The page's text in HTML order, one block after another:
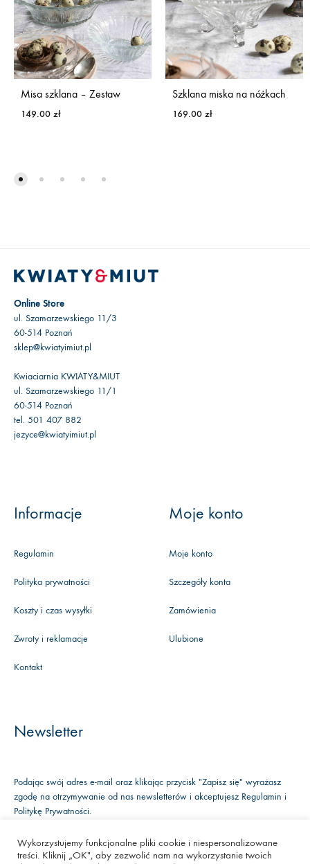
Misa szklana – Zestaw
149.00 zł
Szklana miska na nóżkach
169.00 zł
Online Store
ul. Szamarzewskiego 11/3
60-514 Poznań
sklep@kwiatyimiut.pl
Kwiaciarnia KWIATY&MIUT
ul. Szamarzewskiego 11/1
60-514 Poznań
tel. 501 407 882
jezyce@kwiatyimiut.pl
Informacje
Regulamin
Polityka prywatności
Koszty i czas wysyłki
Zwroty i reklamacje
Kontakt
Moje konto
Moje konto
Szczegóły konta
Zamówienia
Ulubione
Newsletter
Podając swój adres e-mail oraz klikając przycisk "Zapisz się" wyrażasz
zgodę na otrzymywanie od nas newsletterów i akceptujesz Regulamin i
Politykę Prywatności.
FacebookInstagram
Wykorzystujemy funkcjonalne pliki cookie i niespersonalizowane
treści. Kliknij „OK", aby zezwolić nam na wykorzystanie twoich